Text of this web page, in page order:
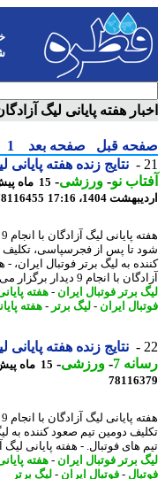
هفته پایانی لیگ
قبل صفحه بعد 1
2
نتایج زنده هفته پایانی لیگ
نو- ورزشی-
1404، 17:16
78116455
هفته پایانی
تا پس از فجرسپاسی، تکلیف
به لیگ برتر فوتبال ایران، - هفته
انجام 9 دیدار برگزار می شود ...
برتر فوتبال ایران - هفته پایانی
ایران - لیگ برتر - هفته پایانی
نتایج زنده هفته پایانی لیگ
7
-ورزشی-15 ماه پیش - یکشنبه 28 اردیبهشت 1404، 17:11
هفته
دومین تیم صعود کننده به لیگ
های فوتبال. - هفته پایانی لیگ
برتر فوتبال ایران - هفته پایانی
-فوتبال ایران - لیگ برتر